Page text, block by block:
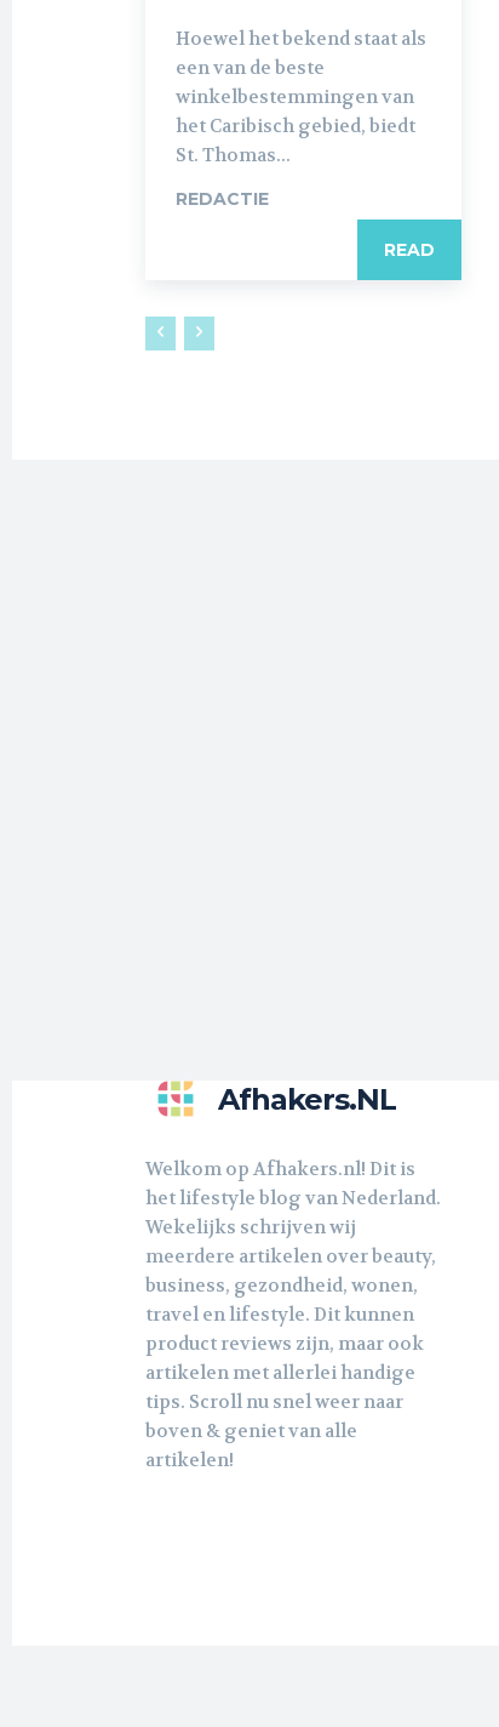
Hoewel het bekend staat als
een van de beste
winkelbestemmingen van
het Caribisch gebied, biedt
St. Thomas...
REDACTIE
READ
Afhakers.nL
Welkom op Afhakers.nl! Dit is
het lifestyle blog van Nederland.
Wekelijks schrijven wij
meerdere artikelen over beauty,
business, gezondheid, wonen,
travel en lifestyle. Dit kunnen
product reviews zijn, maar ook
artikelen met allerlei handige
tips. Scroll nu snel weer naar
boven & geniet van alle
artikelen!